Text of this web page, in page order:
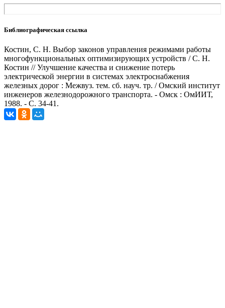
Библиографическая ссылка
Костин, С. Н. Выбор законов управления режимами работы
многофункциональных оптимизирующих устройств / С. Н.
Костин // Улучшение качества и снижение потерь
электрической энергии в системах электроснабжения
железных дорог : Межвуз. тем. сб. науч. тр. / Омский институт
инженеров железнодорожного транспорта. - Омск : ОмИИТ,
1988. - С. 34-41.